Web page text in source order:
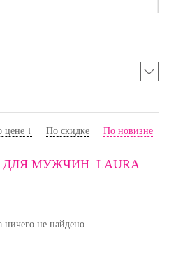
цене ↓ По скидке По новизне
МУЖЧИН LAURA
ничего не найдено